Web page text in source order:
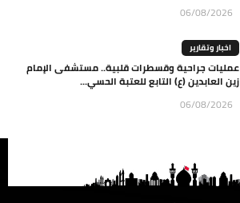
06/08/2026
اخبار وتقارير
عمليات جراحية وقسطرات قلبية.. مستشفى الإمام
زين العابدين (ع) التابع للعتبة الحسي...
06/08/2026